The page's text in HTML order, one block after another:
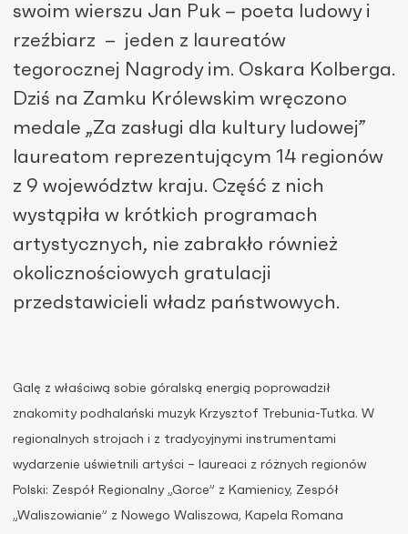
swoim wierszu Jan Puk – poeta ludowy i
rzeźbiarz – jeden z laureatów
tegorocznej Nagrody im. Oskara Kolberga.
Dziś na Zamku Królewskim wręczono
medale „Za zasługi dla kultury ludowej”
laureatom reprezentującym 14 regionów
z 9 województw kraju. Część z nich
wystąpiła w krótkich programach
artystycznych, nie zabrakło również
okolicznościowych gratulacji
przedstawicieli władz państwowych.
Galę z właściwą sobie góralską energią poprowadził
znakomity podhalański muzyk Krzysztof Trebunia-Tutka. W
regionalnych strojach i z tradycyjnymi instrumentami
wydarzenie uświetnili artyści – laureaci z różnych regionów
Polski: Zespół Regionalny „Gorce” z Kamienicy, Zespół
„Waliszowianie” z Nowego Waliszowa, Kapela Romana